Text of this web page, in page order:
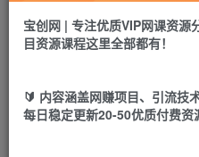
宝币
立
宝创网 | 专注优质VIP网课资源
目资源课程这里全部都有！
🔰 内容涵盖网赚项目、引流技
每日稳定更新20-50优质付费资